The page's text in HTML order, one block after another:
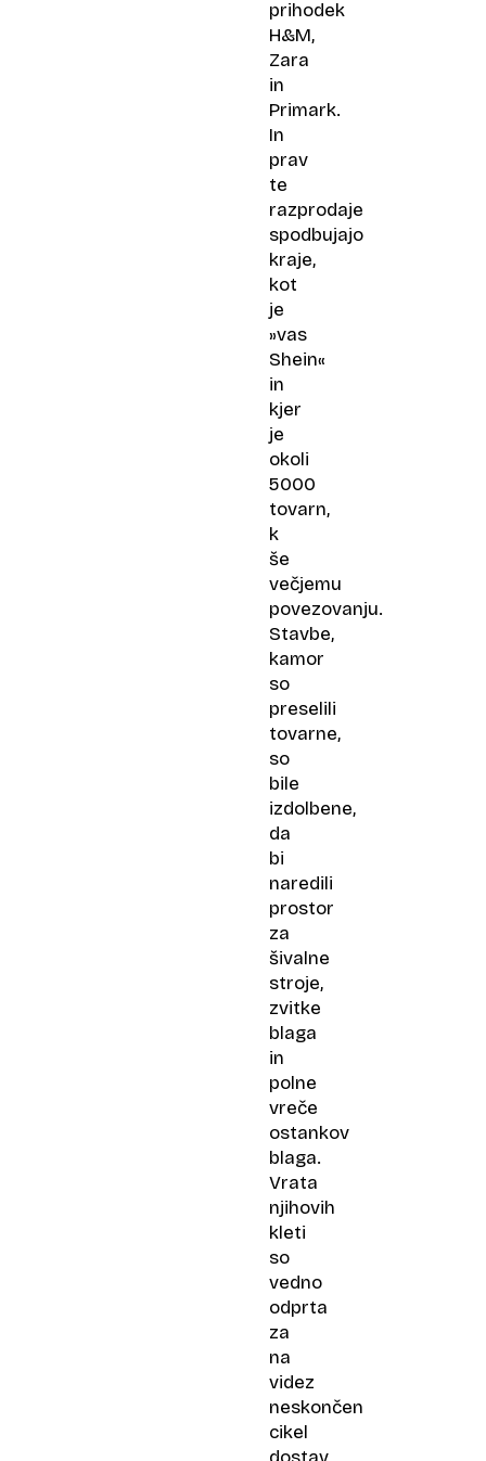
prihodek
H&M,
Zara
in
Primark.
In
prav
te
razprodaje
spodbujajo
kraje,
kot
je
»vas
Shein«
in
kjer
je
okoli
5000
tovarn,
k
še
večjemu
povezovanju.
Stavbe,
kamor
so
preselili
tovarne,
so
bile
izdolbene,
da
bi
naredili
prostor
za
šivalne
stroje,
zvitke
blaga
in
polne
vreče
ostankov
blaga.
Vrata
njihovih
kleti
so
vedno
odprta
za
na
videz
neskončen
cikel